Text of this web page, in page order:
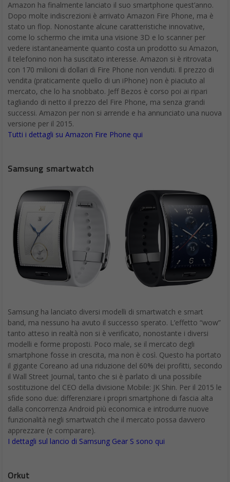
Amazon ha finalmente lanciato il suo smartphone quest’anno.
Dopo molte indiscrezioni è arrivato Amazon Fire Phone, ma è
stato un flop. Nonostante alcune caratteristiche innovative,
come lo schermo che imita una visione 3D e lo scanner per
vedere istantaneamente quanto costa un prodotto su Amazon,
il telefonino non ha suscitato interesse. Amazon si è ritrovata
con 170 milioni di dollari di Fire Phone non venduti. Il prezzo di
vendita (praticamente quello di un iPhone) non è piaciuto al
mercato, che lo ha snobbato. Jeff Bezos è corso poi ai ripari
tagliando di netto il prezzo del Fire Phone, ma senza grandi
successi. Amazon per non si arrende e ha annunciato una nuova
versione per il 2015.
Tutti i dettagli su Amazon Fire Phone qui
Samsung smartwatch
Samsung ha lanciato diversi modelli di smartwatch e smart
band, ma nessuno ha avuto il successo sperato. L’effetto “wow”
tanto atteso in realtà non si è verificato, nonostante i diversi
modelli e forme proposti. Poco male, se il mercato degli
smartphone fosse in crescita, ma non è così. Questo ha portato
il gigante Coreano ad una riduzione del 60% dei profitti, secondo
il Wall Street Journal, tanto che si è parlato di una possibile
sostituzione del CEO della divisione Mobile: JK Shin. Per il 2015 le
sfide sono due: differenziare i propri smartphone di fascia alta
dalla concorrenza Android più economica e introdurre nuove
funzionalità negli smartwatch che il mercato possa davvero
apprezzare (e comparare).
I dettagli sul lancio di Samsung Gear S sono qui
Orkut